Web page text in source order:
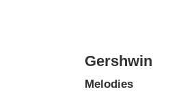
Gershwin
Melodies